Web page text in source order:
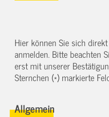
Hier können Sie sich
anmelden. Bitte beachten
erst mit unserer
Sternchen (*) markierte
Allgemein